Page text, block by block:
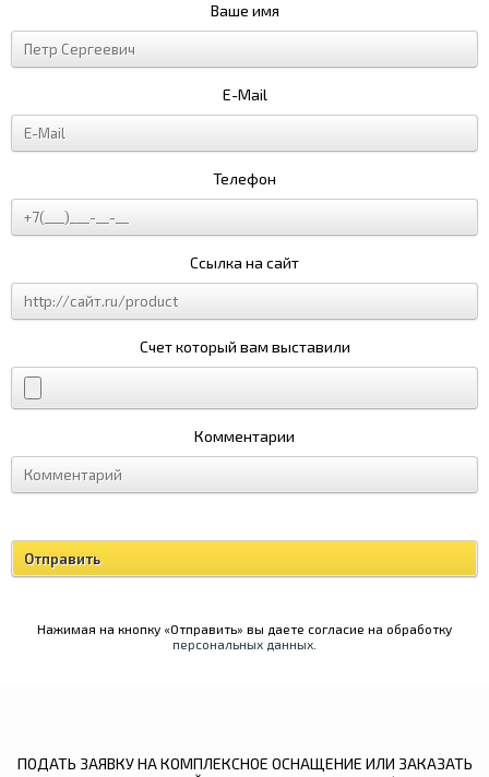
Ваше имя
E-Mail
Телефон
Ссылка на сайт
Счет который вам выставили
Комментарии
Нажимая на кнопку «Отправить» вы даете согласие на обработку
персональных данных
ПОДАТЬ ЗАЯВКУ НА КОМПЛЕКСНОЕ ОСНАЩЕНИЕ ИЛИ ЗАКАЗАТЬ